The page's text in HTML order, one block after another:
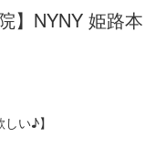
】NYNY 姫路本
い♪】